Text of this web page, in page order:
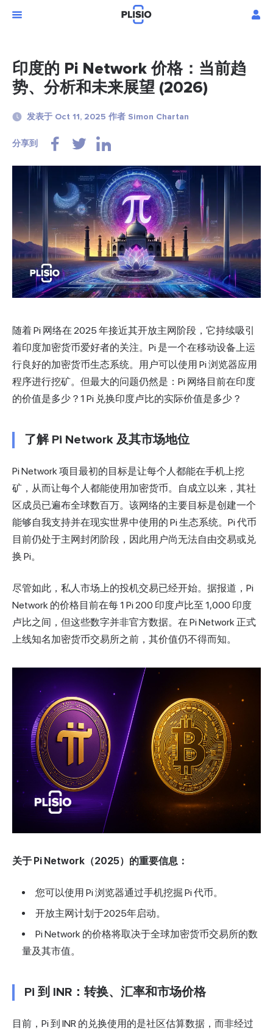
印度的 Pi Network 价格：当前趋
势、分析和未来展望 (2026)
发表于 Oct 11, 2025 作者 Simon Chartan
分享到
随着 Pi 网络在 2025 年接近其开放主网阶段，它持续吸引
着印度加密货币爱好者的关注。Pi 是一个在移动设备上运
行良好的加密货币生态系统。用户可以使用 Pi 浏览器应用
程序进行挖矿。但最大的问题仍然是：Pi 网络目前在印度
的价值是多少？1 Pi 兑换印度卢比的实际价值是多少？
了解 Pi Network 及其市场地位
Pi Network 项目最初的目标是让每个人都能在手机上挖
矿，从而让每个人都能使用加密货币。自成立以来，其社
区成员已遍布全球数百万。该网络的主要目标是创建一个
能够自我支持并在现实世界中使用的 Pi 生态系统。Pi 代币
目前仍处于主网封闭阶段，因此用户尚无法自由交易或兑
换 Pi。
尽管如此，私人市场上的投机交易已经开始。据报道，Pi
Network 的价格目前在每 1 Pi 200 印度卢比至 1,000 印度
卢比之间，但这些数字并非官方数据。在 Pi Network 正式
上线知名加密货币交易所之前，其价值仍不得而知。
关于 Pi Network（2025）的重要信息：
您可以使用 Pi 浏览器通过手机挖掘 Pi 代币。
开放主网计划于2025年启动。
Pi Network 的价格将取决于全球加密货币交易所的数
量及其市值。
Pi 到 INR：转换、汇率和市场价格
目前，Pi 到 INR 的兑换使用的是社区估算数据，而非经过